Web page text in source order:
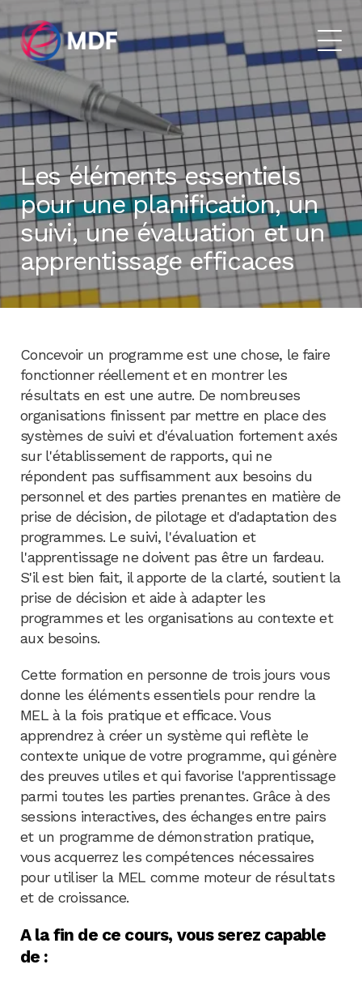
Les éléments essentiels
pour une planification, un
suivi, une évaluation et un
apprentissage efficaces
Concevoir un programme est une chose, le faire
fonctionner réellement et en montrer les
résultats en est une autre. De nombreuses
organisations finissent par mettre en place des
systèmes de suivi et d'évaluation fortement axés
sur l'établissement de rapports, qui ne
répondent pas suffisamment aux besoins du
personnel et des parties prenantes en matière de
prise de décision, de pilotage et d'adaptation des
programmes. Le suivi, l'évaluation et
l'apprentissage ne doivent pas être un fardeau.
S'il est bien fait, il apporte de la clarté, soutient la
prise de décision et aide à adapter les
programmes et les organisations au contexte et
aux besoins.
Cette formation en personne de trois jours vous
donne les éléments essentiels pour rendre la
MEL à la fois pratique et efficace. Vous
apprendrez à créer un système qui reflète le
contexte unique de votre programme, qui génère
des preuves utiles et qui favorise l'apprentissage
parmi toutes les parties prenantes. Grâce à des
sessions interactives, des échanges entre pairs
et un programme de démonstration pratique,
vous acquerrez les compétences nécessaires
pour utiliser la MEL comme moteur de résultats
et de croissance.
A la fin de ce cours, vous serez capable
de :